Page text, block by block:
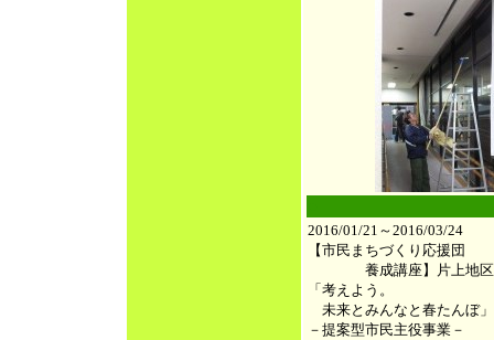
2016/01/21～2016/03/24
【市民まちづくり応援団
養成講座】片上地区
「考えよう。
未来とみんなと春たんぼ」
－提案型市民主役事業－